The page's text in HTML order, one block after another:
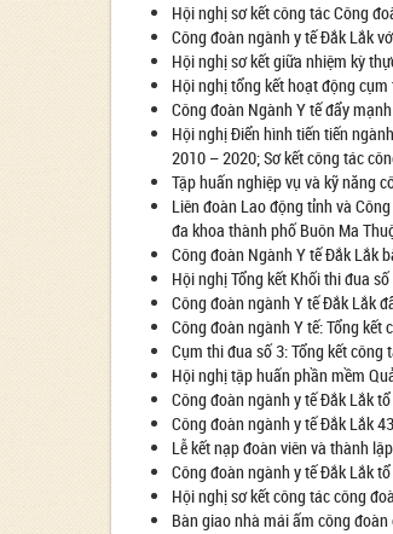
Hội nghị sơ kết công tác Công
Công đoàn ngành y tế Đắk Lắk
Hội nghị sơ kết giữa nhiệm kỳ
Hội nghị tổng kết hoạt động
Công đoàn Ngành Y tế đẩy
Hội nghị Điển hình tiến tiến
2010 – 2020; Sơ kết công tác
Tập huấn nghiệp vụ và kỹ năng
Liên đoàn Lao động tỉnh và
đa khoa thành phố Buôn Ma
Công đoàn Ngành Y tế Đắk Lắk
Hội nghị Tổng kết Khối thi đua
Công đoàn ngành Y tế Đắk Lắk
Công đoàn ngành Y tế: Tổng
Cụm thi đua số 3: Tổng kết
Hội nghị tập huấn phần mềm
Công đoàn ngành y tế Đắk Lắk
Công đoàn ngành y tế Đắk Lắk
Lễ kết nạp đoàn viên và thành
Công đoàn ngành y tế Đắk Lắk
Hội nghị sơ kết công tác công
Bàn giao nhà mái ấm công